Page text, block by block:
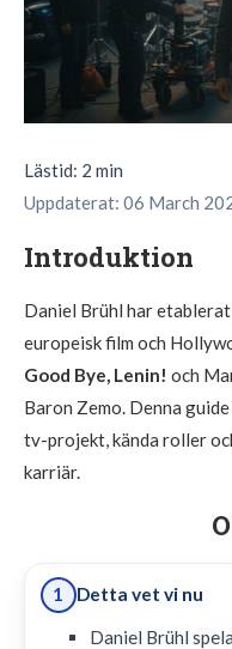
Lästid: 2 min
Uppdaterat: 06 March
Introduktion
Daniel Brühl har
europeisk film och
Good Bye, Lenin! och
Baron Zemo. Denna
tv-projekt, kända roller
karriär.
1
Detta vet vi nu
Daniel Brühl